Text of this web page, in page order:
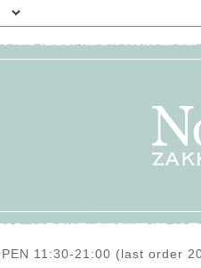
11:30-21:00 (last order